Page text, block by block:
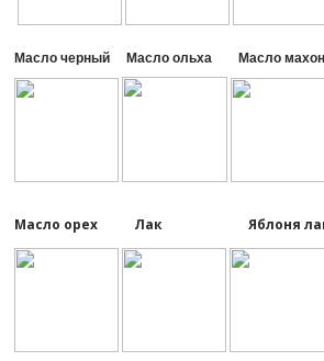
Масло черный Масло ольха Масло
Масло орех Лак Яблоня